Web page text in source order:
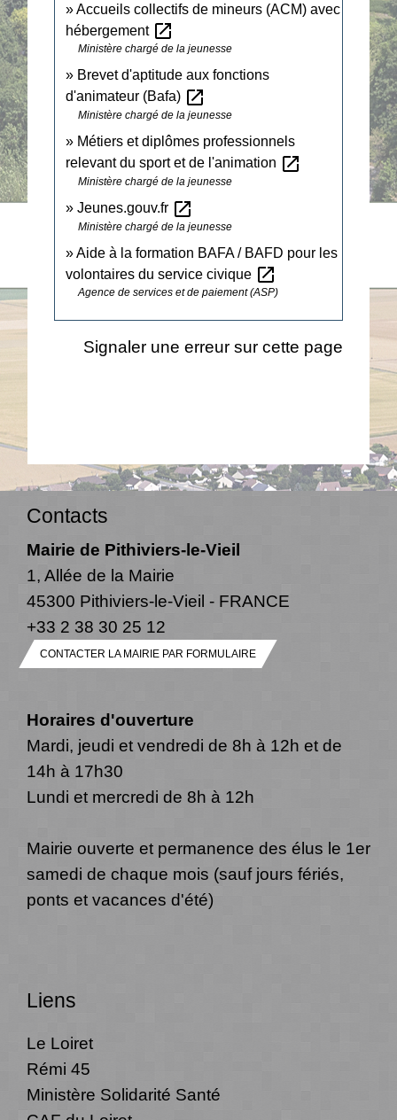
Accueils collectifs de mineurs (ACM) avec
hébergement open_in_new
Ministère chargé de la jeunesse
Brevet d'aptitude aux fonctions
d'animateur (Bafa) open_in_new
Ministère chargé de la jeunesse
Métiers et diplômes professionnels
relevant du sport et de l'animation open_in_new
Ministère chargé de la jeunesse
Jeunes.gouv.fr open_in_new
Ministère chargé de la jeunesse
Aide à la formation BAFA / BAFD pour les
volontaires du service civique open_in_new
Agence de services et de paiement (ASP)
Signaler une erreur sur cette page
Contacts
Mairie de Pithiviers-le-Vieil
1, Allée de la Mairie
45300 Pithiviers-le-Vieil - FRANCE
+33 2 38 30 25 12
CONTACTER LA MAIRIE PAR FORMULAIRE
Horaires d'ouverture
Mardi, jeudi et vendredi de 8h à 12h et de
14h à 17h30
Lundi et mercredi de 8h à 12h
Mairie ouverte et permanence des élus le 1er
samedi de chaque mois (sauf jours fériés,
ponts et vacances d'été)
Liens
Le Loiret
Rémi 45
Ministère Solidarité Santé